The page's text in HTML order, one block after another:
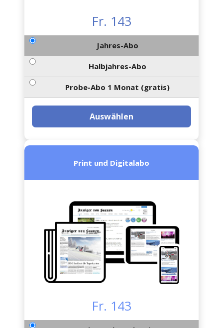
Fr. 143
Jahres-Abo
Halbjahres-Abo
Probe-Abo 1 Monat (gratis)
Auswählen
Print und Digitalabo
Fr. 143